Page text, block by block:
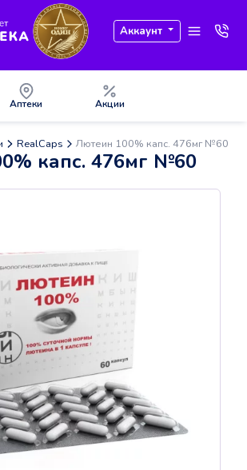
Аккаунт
Аптеки Акции
RealCaps Лютеин 100% капс. 476мг №60
капс. 476мг №60